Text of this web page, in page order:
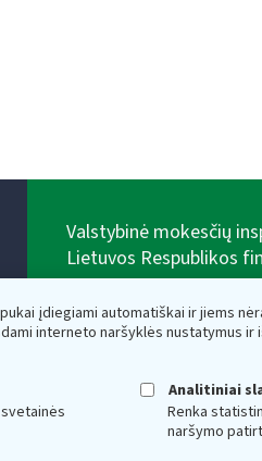
įdiegiami automatiškai ir jiems
interneto naršyklės nustatymus
Analitiniai
Renka
naršymo
Valstybinė mokesčių
Lietuvos Respublikos
adresas: Vasario 16-osios g. 14,
el.paštas:vmi@vmi.lt, E.
Lietuvos Respublikos finansų
saugomi Juridinių asmenų